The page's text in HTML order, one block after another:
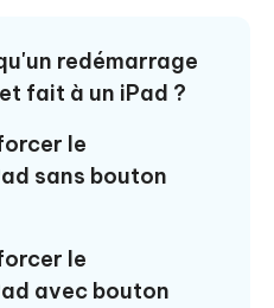
redémarrage
fait à un iPad ?
le
sans bouton
le
avec bouton